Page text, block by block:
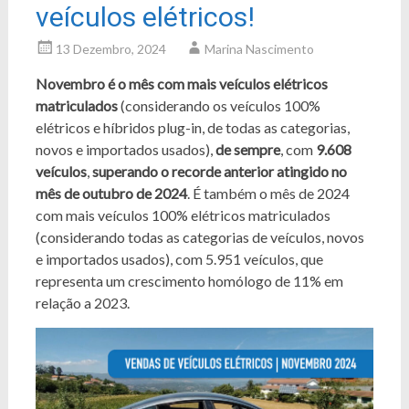
veículos elétricos!
13 Dezembro, 2024 Marina Nascimento
Novembro é o mês com mais veículos elétricos
matriculados(considerando os veículos 100%
elétricos e híbridos plug-in, de todas as categorias,
novos e importados usados),de sempre, com 9.608
veículos,superando o recorde anterior atingido no
mês de outubro de 2024. É também o mês de 2024
com mais veículos 100% elétricos matriculados
(considerando todas as categorias de veículos, novos
e importados usados), com 5.951 veículos, que
representa um crescimento homólogo de 11% em
relação a 2023.